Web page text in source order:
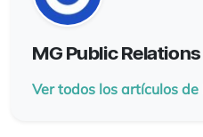
MG Public Relations
Ver todos los artículos